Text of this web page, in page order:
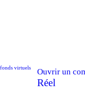
virtuels Ouvrir un
Réel